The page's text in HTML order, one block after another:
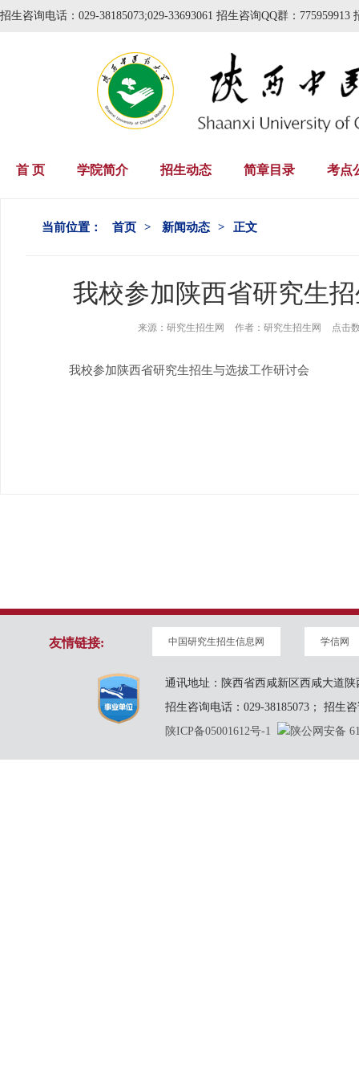
招生咨询电话：029-38185073;029-33693061 招生咨询QQ群：775959913
首 页 学院简介 招生动态 简章目录 考点
当前位置： 首页 > 新闻动态 > 正文
我校参加陕西省研究生
来源： 研究生招生网 作者： 研究生招生网 点击
我校参加陕西省研究生招生与选拔工作研讨会
友情链接: 中国研究生招生信息网 学信网
通讯地址：陕西省西咸新区西咸大道
招生咨询电话：029-38185073； 招生
陕ICP备05001612号-1
陕公网安备